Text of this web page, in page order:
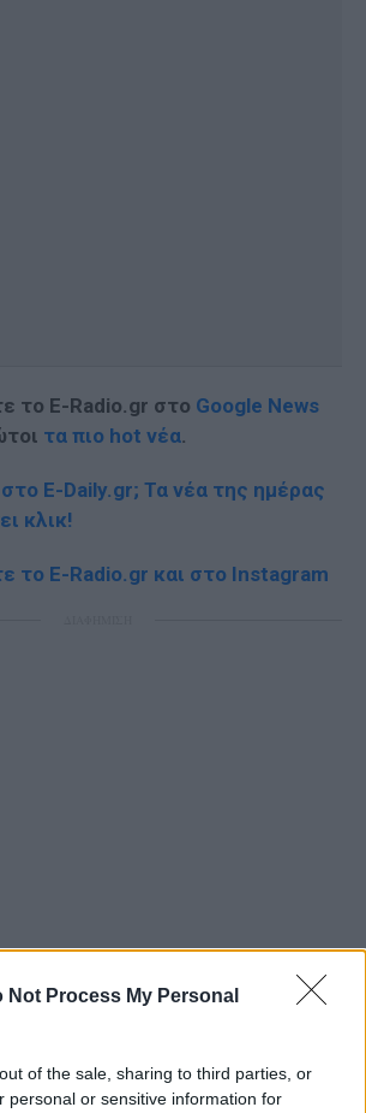
Not Process My Personal
of the sale, sharing to third parties, or
personal or sensitive information for
το E-Radio.gr στο Google News
τα πιο hot νέα.
E-Daily.gr; Τα νέα της ημέρας
κλικ!
το E-Radio.gr και στο Instagram